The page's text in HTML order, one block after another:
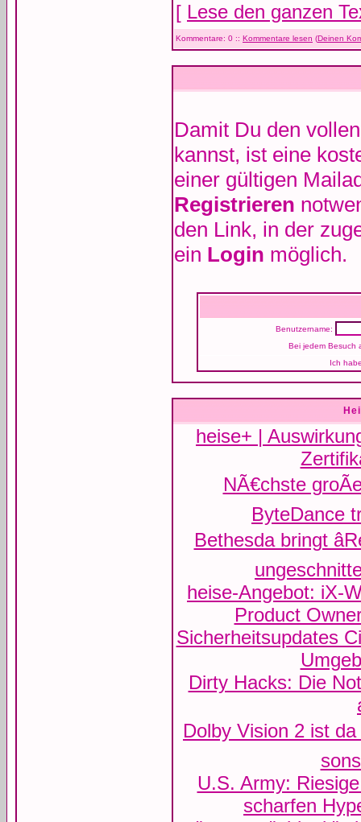
[ Lese den ganzen
Kommentare: 0 :: Kommentare lesen (Deinen
Damit Du den
kannst, ist eine
einer gültigen
Registrieren
den Link, in der
ein Login möglich.
Benutzername:
Bei jedem Besuch
Ich
heise+ |
NÃ€chste
ByteDance
Bethesda bringt
heise-Angebot: iX-
Product
Sicherheitsupdates
Dirty Hacks: Die
Dolby Vision 2 ist da
U.S. Army:
scharfen